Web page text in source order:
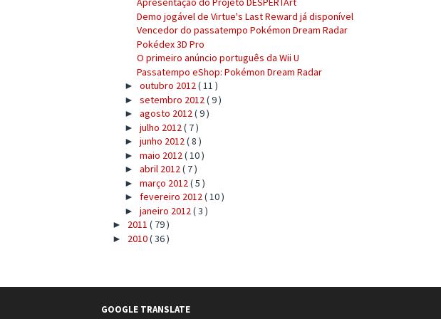
Demo jogável de Virtue's Last Reward já disponível
Vencedor do passatempo Pokémon Dream Radar
Pokédex 3D Pro
O primeiro anúncio português da Wii U
Passatempo eShop: Pokémon Dream Radar
► outubro 2012( 11 )
► setembro 2012 ( 9 )
► agosto 2012( 9 )
► julho 2012 ( 7 )
► junho 2012( 8 )
► maio 2012 ( 10 )
► abril 2012( 7 )
► março 2012 ( 5 )
► fevereiro 2012( 10 )
► janeiro 2012 ( 3 )
► 2011 ( 79 )
► 2010( 36 )
GOOGLE TRANSLATE